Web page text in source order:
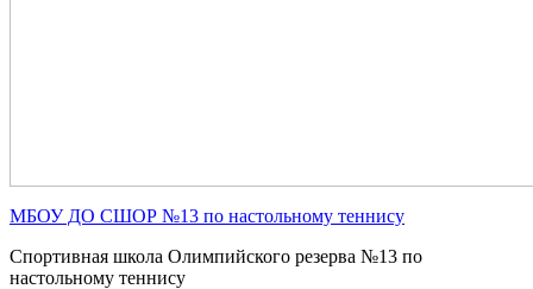
МБОУ ДО СШОР №13 по настольному теннису
Спортивная школа Олимпийского резерва №13 по
настольному теннису